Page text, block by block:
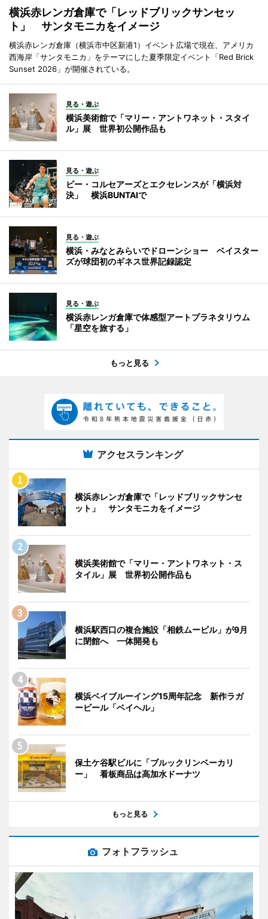
横浜赤レンガ倉庫で「レッドブリックサンセッ
ト」 サンタモニカをイメージ
横浜赤レンガ倉庫（横浜市中区新港1）イベント広場で現在、アメリカ
西海岸「サンタモニカ」をテーマにした夏季限定イベント「Red Brick
Sunset 2026」が開催されている。
見る・遊ぶ
横浜美術館で「マリー・アントワネット・スタイ
ル」展 世界初公開作品も
見る・遊ぶ
ビー・コルセアーズとエクセレンスが「横浜対
決」 横浜BUNTAIで
見る・遊ぶ
横浜・みなとみらいでドローンショー ベイスター
ズが球団初のギネス世界記録認定
見る・遊ぶ
横浜赤レンガ倉庫で体感型アートプラネタリウム
「星空を旅する」
もっと見る
アクセスランキング
横浜赤レンガ倉庫で「レッドブリックサンセ
ット」 サンタモニカをイメージ
横浜美術館で「マリー・アントワネット・ス
タイル」展 世界初公開作品も
横浜駅西口の複合施設「相鉄ムービル」が9月
に閉館へ 一体開発も
横浜ベイブルーイング15周年記念 新作ラガ
ービール「ベイヘル」
保土ケ谷駅ビルに「ブルックリンベーカリ
ー」 看板商品は高加水ドーナツ
もっと見る
フォトフラッシュ